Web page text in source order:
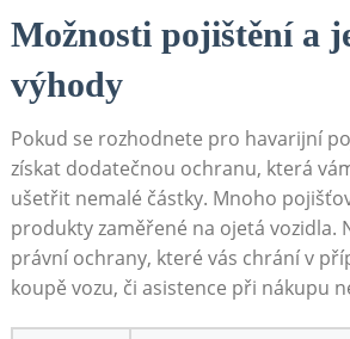
Možnosti pojištění a
výhody
Pokud se rozhodnete pro havarijní
získat dodatečnou ochranu, která
ušetřit nemalé částky. Mnoho
produkty zaměřené na ojetá vozidla.
právní ochrany, které vás chrání v
koupě vozu, či asistence při nákupu